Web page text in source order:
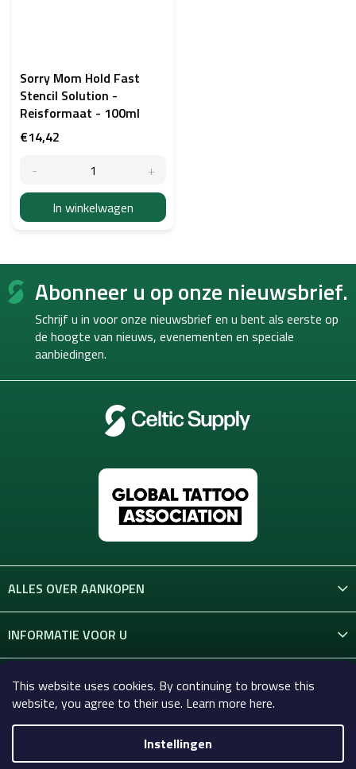
This website uses cookies. By continuing to browse this
website, you agree to their use. Learn more here.
Instellingen
Sorry Mom Hold Fast
Stencil Solution -
Reisformaat - 100ml
€14,42
In winkelwagen
F
Abonneer u op onze nieuwsbrief.
Schrijf u in voor onze nieuwsbrief en u bent als eerste op
de hoogte van nieuws, evenementen en speciale
aanbiedingen.
ALLES OVER AANKOPEN
INFORMATIE VOOR U
CONTACT
Copyright 2026Celtic-Supply.nl | Alles voor tatoeages en